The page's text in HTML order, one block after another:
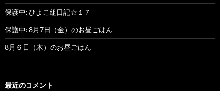
保護中: ひよこ組日記☆１７
保護中: 8月7日（金）のお昼ごはん
8月６日（木）のお昼ごはん
最近のコメント